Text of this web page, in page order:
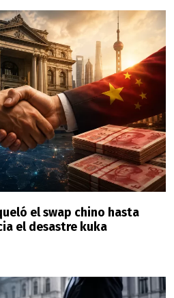
el swap chino hasta
el desastre kuka